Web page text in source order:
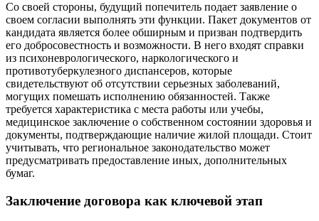
Со своей стороны, будущий попечитель подает заявление о
своем согласии выполнять эти функции. Пакет документов от
кандидата является более обширным и призван подтвердить
его добросовестность и возможности. В него входят справки
из психоневрологического, наркологического и
противотуберкулезного диспансеров, которые
свидетельствуют об отсутствии серьезных заболеваний,
могущих помешать исполнению обязанностей. Также
требуется характеристика с места работы или учебы,
медицинское заключение о собственном состоянии здоровья и
документы, подтверждающие наличие жилой площади. Стоит
учитывать, что региональное законодательство может
предусматривать предоставление иных, дополнительных
бумаг.
Заключение договора как ключевой этап